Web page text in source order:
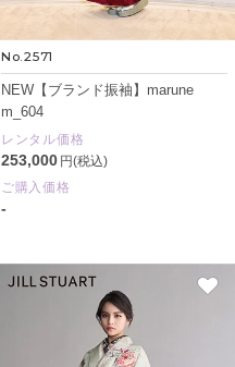
No.2571
NEW【ブランド振袖】marune
m_604
レンタル価格
253,000 円(税込)
ご購入価格
-